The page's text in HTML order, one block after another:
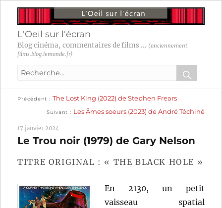
L'Oeil sur l'écran
Blog cinéma, commentaires de films ... (anciennement
films.blog.lemonde.fr)
Recherche
:
OK
Navigation
l’article
Précédent
précédente :
The Lost King (2022) de Stephen Frears
Suivant
Publication
suivante :
Les Âmes soeurs (2023) de André Téchiné
17 janvier 2024
Le Trou noir (1979) de Gary Nelson
TITRE ORIGINAL : « THE BLACK HOLE »
En 2130, un petit
vaisseau spatial